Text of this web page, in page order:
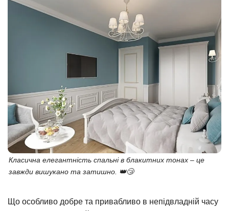
Класична елегантність спальні в блакитних тонах – це
завжди вишукано та затишно. 👑😴
Що особливо добре та привабливо в непідвладній часу